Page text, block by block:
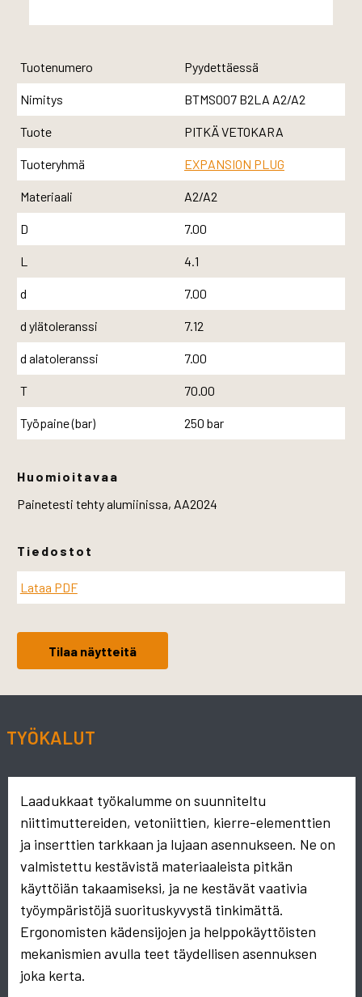
Tuotenumero Pyydettäessä
Nimitys BTMS007 B2LA A2/A2
Tuote PITKÄ VETOKARA
Tuoteryhmä EXPANSION PLUG
Materiaali A2/A2
D 7.00
L 4.1
d 7.00
d ylätoleranssi 7.12
d alatoleranssi 7.00
T 70.00
Työpaine (bar) 250 bar
Huomioitavaa
Painetesti tehty alumiinissa, AA2024
Tiedostot
Lataa PDF
Tilaa näytteitä
TYÖKALUT
Laadukkaat työkalumme on suunniteltu
niittimuttereiden, vetoniittien, kierre-elementtien
ja inserttien tarkkaan ja lujaan asennukseen. Ne on
valmistettu kestävistä materiaaleista pitkän
käyttöiän takaamiseksi, ja ne kestävät vaativia
työympäristöjä suorituskyvystä tinkimättä.
Ergonomisten kädensijojen ja helppokäyttöisten
mekanismien avulla teet täydellisen asennuksen
joka kerta.